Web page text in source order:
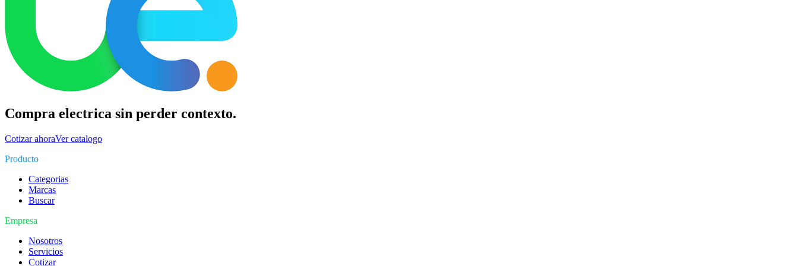
Compra electrica sin perder contexto.
Cotizar ahoraVer catalogo
Producto
Categorias
Marcas
Buscar
Empresa
Nosotros
Servicios
Cotizar